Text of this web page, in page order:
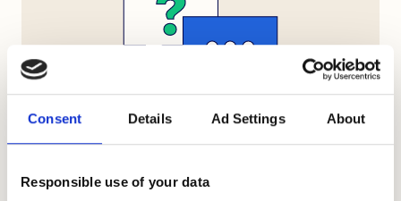
Consent Details Ad Settings About
Responsible use of your data
имеет самый большой опыт работы в сфере
потребительских кредитов и рефинансирования. Мы
помогаем с финансированием физическим лицам с
брокером, работающим с большинством банков в
Motty поможет Вам с
предложения от 20 банков, чтобы получить